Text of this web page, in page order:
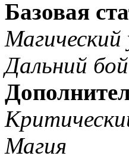
Базовая
Магический
Дальний бой
Магия